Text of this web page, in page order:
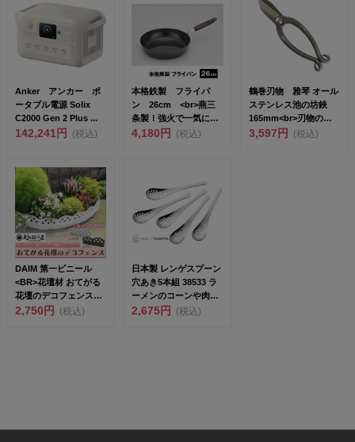
Anker アンカー ポ
ータブル電源 Solix
C2000 Gen 2 Plus ...
142,241円 (税込)
本格鉄製 フライパ
ン 26cm <br>燕三
条製！強火で一気に調
理 美味...
4,180円 (税込)
鶴巻刃物 雅琴 オール
ステンレス池の坊鋏
165mm<br>刃物の町
新潟...
3,597円 (税込)
DAIM 第一ビニール
<BR>花壇材 おてがる
花壇のデコフェンスブ
ラウン...
2,750円 (税込)
日本製 レンゲスプーン
穴あき5本組 38533 ラ
ーメンのコーンや肉味
噌に！ 洋食器...
2,675円 (税込)